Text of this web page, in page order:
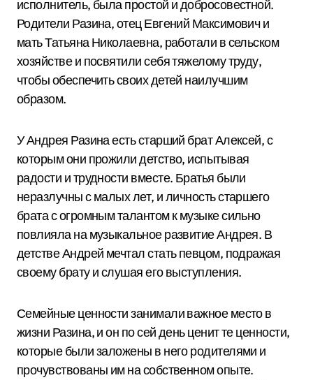
исполнитель, была простой и добросовестной.
Родители Разина, отец Евгений Максимович и
мать Татьяна Николаевна, работали в сельском
хозяйстве и посвятили себя тяжелому труду,
чтобы обеспечить своих детей наилучшим
образом.
У Андрея Разина есть старший брат Алексей, с
которым они прожили детство, испытывая
радости и трудности вместе. Братья были
неразлучны с малых лет, и личность старшего
брата с огромным талантом к музыке сильно
повлияла на музыкальное развитие Андрея. В
детстве Андрей мечтал стать певцом, подражая
своему брату и слушая его выступления.
Семейные ценности занимали важное место в
жизни Разина, и он по сей день ценит те ценности,
которые были заложены в него родителями и
прочувствованы им на собственном опыте.